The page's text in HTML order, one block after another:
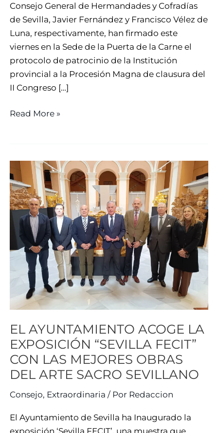
Consejo General de Hermandades y Cofradías
de Sevilla, Javier Fernández y Francisco Vélez de
Luna, respectivamente, han firmado este
viernes en la Sede de la Puerta de la Carne el
protocolo de patrocinio de la Institución
provincial a la Procesión Magna de clausura del
II Congreso […]
Read More »
EL AYUNTAMIENTO ACOGE LA
EXPOSICIÓN “SEVILLA FECIT”
CON LAS MEJORES OBRAS
DEL ARTE SACRO SEVILLANO
Consejo, Extraordinaria / Por Redaccion
El Ayuntamiento de Sevilla ha Inaugurado la
exposición ‘Sevilla FECIT’, una muestra que
AYUNTAMIENTO
ACOGE
LA
EXPOSICIÓN
“SEVILLA
FECIT”
CON
MEJORES
OBRAS
ARTE
SACRO
SEVILLANO